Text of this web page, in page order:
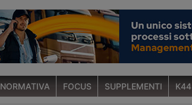
NORMATIVA FOCUS SUPPLEMENTI K44